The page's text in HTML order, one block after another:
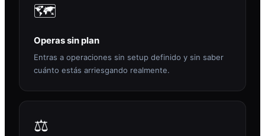
🗺️
Operas sin plan
Entras a operaciones sin setup definido y sin saber
cuánto estás arriesgando realmente.
⚖️